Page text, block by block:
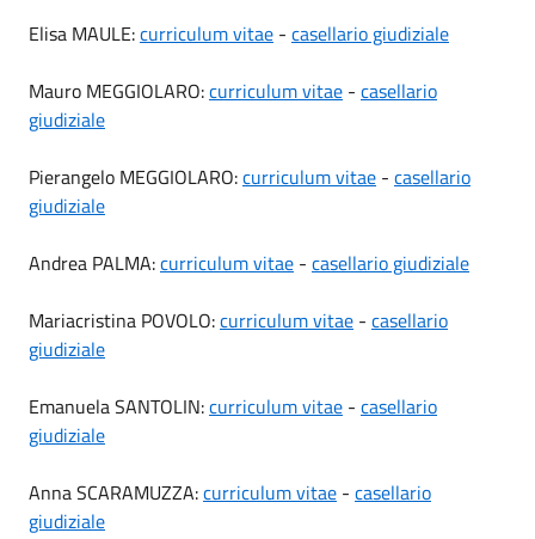
Elisa MAULE:curriculum vitae - casellario giudiziale
Mauro MEGGIOLARO:curriculum vitae - casellario
giudiziale
Pierangelo MEGGIOLARO:curriculum vitae - casellario
giudiziale
Andrea PALMA:curriculum vitae - casellario giudiziale
Mariacristina POVOLO:curriculum vitae - casellario
giudiziale
Emanuela SANTOLIN:curriculum vitae - casellario
giudiziale
Anna SCARAMUZZA:curriculum vitae - casellario
giudiziale